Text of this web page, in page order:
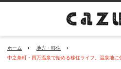
ホーム
地方・移住
中之条町・四万温泉で始める移住ライフ。温泉地に